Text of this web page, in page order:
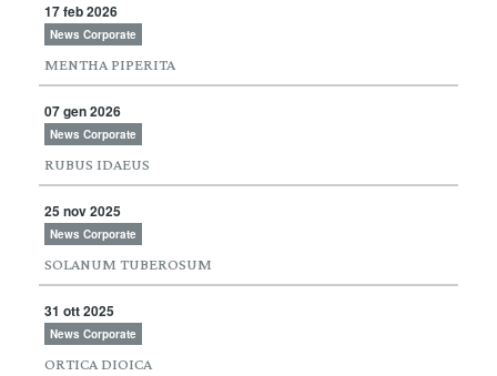
17 feb 2026
News Corporate
MENTHA PIPERITA
07 gen 2026
News Corporate
RUBUS IDAEUS
25 nov 2025
News Corporate
SOLANUM TUBEROSUM
31 ott 2025
News Corporate
ORTICA DIOICA